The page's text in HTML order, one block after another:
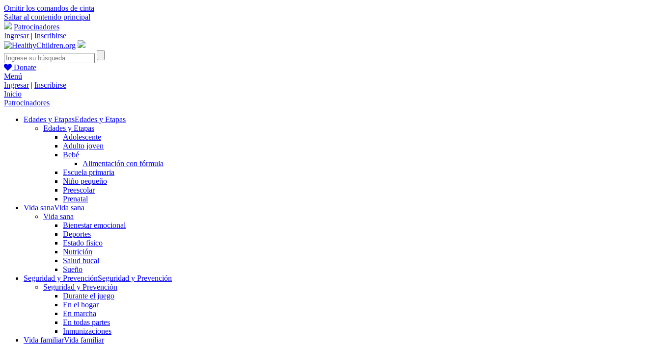
Omitir los comandos de cinta
Saltar al contenido principal
Patrocinadores
Ingresar| Inscribirse
Donate
Menú
Ingresar| Inscribirse
Inicio
Patrocinadores
Edades y EtapasEdades y Etapas
Edades y Etapas
Adolescente
Adulto joven
Bebé
Alimentación con fórmula
Escuela primaria
Niño pequeño
Preescolar
Prenatal
Vida sanaVida sana
Vida sana
Bienestar emocional
Deportes
Estado físico
Nutrición
Salud bucal
Sueño
Seguridad y PrevenciónSeguridad y Prevención
Seguridad y Prevención
Durante el juego
En el hogar
En marcha
En todas partes
Inmunizaciones
Vida familiarVida familiar